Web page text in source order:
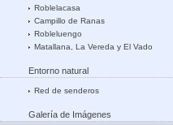
Roblelacasa
Campillo de Ranas
Robleluengo
Matallana, La Vereda y El Vado
Entorno natural
Red de senderos
Galería de Imágenes